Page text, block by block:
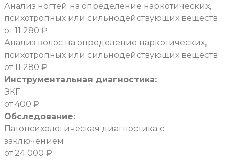
Анализ ногтей на определение наркотических,
психотропных или сильнодействующих веществ
от 11 280 ₽
Анализ волос на определение наркотических,
психотропных или сильнодействующих веществ
от 11 280 ₽
Инструментальная диагностика:
ЭКГ
от 400 ₽
Обследование:
Патопсихологическая диагностика с
заключением
от 24 000 ₽